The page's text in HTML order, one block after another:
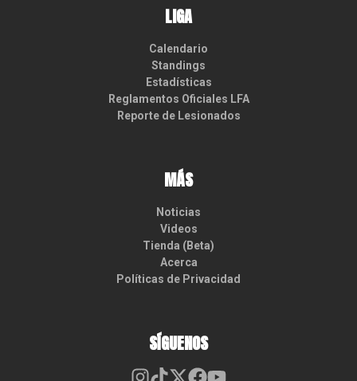
LIGA
Calendario
Standings
Estadísticas
Reglamentos Oficiales LFA
Reporte de Lesionados
MÁS
Noticias
Videos
Tienda (Beta)
Acerca
Políticas de Privacidad
SÍGUENOS